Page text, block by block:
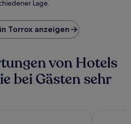
Lage.
Torrox anzeigen
von Hotels
bei Gästen sehr